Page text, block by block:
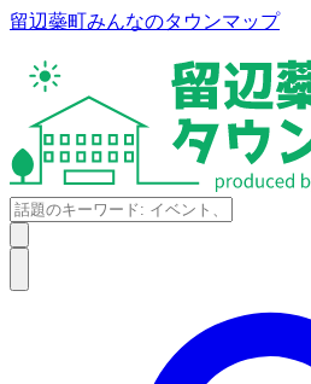
留辺蘂町みんなのタウンマップ